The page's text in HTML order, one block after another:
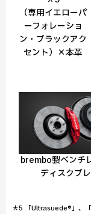
（専用イエローパ
ーフォレーショ
ン・ブラックアク
セント）×本革
brembo製ベンチ
ディスクブ
＊5 「Ultrasuede®」、「